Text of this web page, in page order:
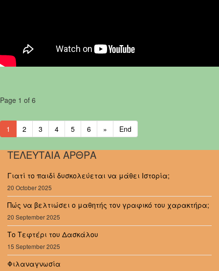
Page 1 of 6
1 2 3 4 5 6 » End
ΤΕΛΕΥΤΑΙΑ ΑΡΘΡΑ
Γιατί το παιδί δυσκολεύεται να μάθει Ιστορία;
20 October 2025
Πώς να βελτιώσει ο μαθητής τον γραφικό του χαρακτήρα;
20 September 2025
Το Τεφτέρι του Δασκάλου
15 September 2025
Φιλαναγνωσία